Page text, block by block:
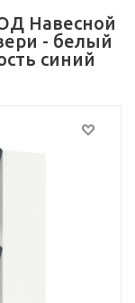
Навесной
- белый
синий